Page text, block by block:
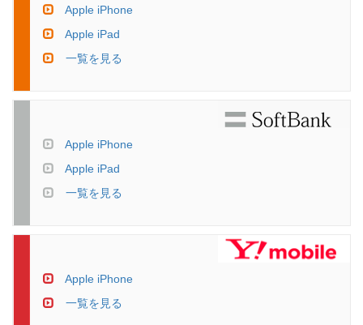
Apple iPhone
Apple iPad
一覧を見る
Apple iPhone
Apple iPad
一覧を見る
Apple iPhone
一覧を見る